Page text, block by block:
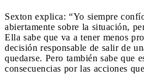
Sexton explica: “Yo siempre
abiertamente sobre la situación,
Ella sabe que va a tener menos
decisión responsable de salir de
quedarse. Pero también sabe que
consecuencias por las acciones